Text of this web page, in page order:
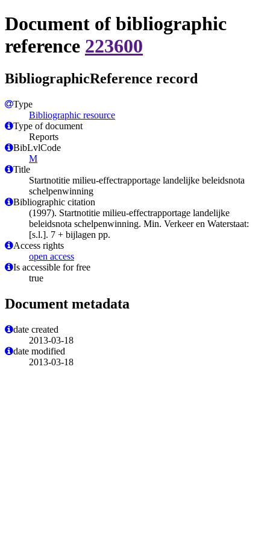
Document of bibliographic
reference 223600
BibliographicReference record
Type
Bibliographic resource
Type of document
Reports
BibLvlCode
M
Title
Startnotitie milieu-effectrapportage landelijke beleidsnota
schelpenwinning
Bibliographic citation
(1997). Startnotitie milieu-effectrapportage landelijke
beleidsnota schelpenwinning. Min. Verkeer en Waterstaat:
[s.l.]. 7 + bijlagen pp.
Access rights
open access
Is accessible for free
true
Document metadata
date created
2013-03-18
date modified
2013-03-18